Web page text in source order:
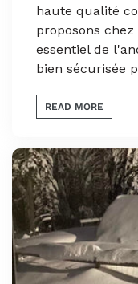
haute qualité
proposons
essentiel de
bien sécurisée
READ MORE